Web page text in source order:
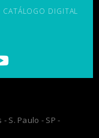
CATÁLOGO DIGITAL
S. Paulo - SP -